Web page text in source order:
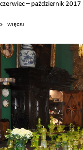
czerwiec – październik 2017
WIĘCEJ